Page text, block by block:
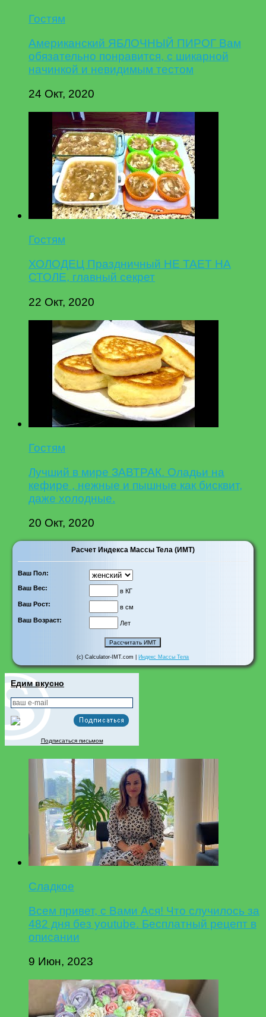
Гостям
Американский ЯБЛОЧНЫЙ ПИРОГ Вам
обязательно понравится, с шикарной
начинкой и невидимым тестом
24 Окт, 2020
Гостям
ХОЛОДЕЦ Праздничный НЕ ТАЕТ НА
СТОЛЕ, главный секрет
22 Окт, 2020
Гостям
Лучший в мире ЗАВТРАК. Оладьи на
кефире , нежные и пышные как бисквит,
даже холодные.
20 Окт, 2020
Расчет Индекса Массы Тела (ИМТ)
Ваш Пол:
Ваш Вес:
в КГ
Ваш Рост:
в см
Ваш Возраст:
Лет
(c) Calculator-IMT.com | Индекс Массы Тела
Едим вкусно
Подписаться письмом
Сладкое
Всем привет, с Вами Ася! Что случилось за
482 дня без youtube. Бесплатный рецепт в
описании
9 Июн, 2023